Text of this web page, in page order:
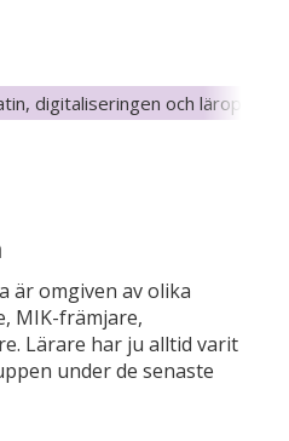
ett nytt globalt initiativ
digitaliseringen och läroplanen
är omgiven av olika
MIK-främjare,
Lärare har ju alltid varit
under de senaste